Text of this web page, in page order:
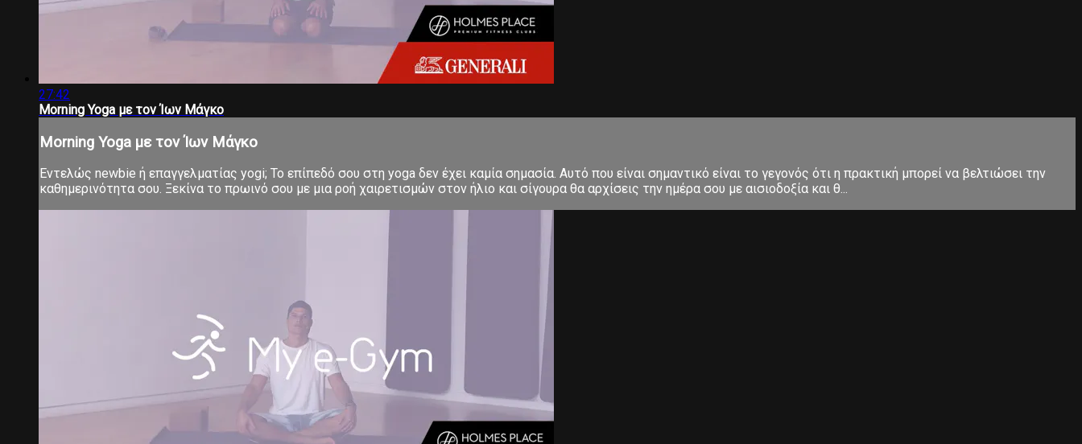
27:42
Morning Yoga με τον Ίων Μάγκο
Morning Yoga με τον Ίων Μάγκο
Εντελώς newbie ή επαγγελματίας yogi; Το επίπεδό σου στη yoga δεν έχει καμία σημασία. Αυτό που είναι σημαντικό είναι το γεγονός ότι η πρακτική μπορεί να βελτιώσει την
καθημερινότητα σου. Ξεκίνα το πρωινό σου με μια ροή χαιρετισμών στον ήλιο και σίγουρα θα αρχίσεις την ημέρα σου με αισιοδοξία και θ...